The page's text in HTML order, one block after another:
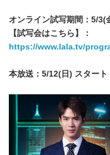
オンライン試写期間：5/
【試写会はこちら】：
https://www.lala.tv/
本放送：5/12(日) スタ